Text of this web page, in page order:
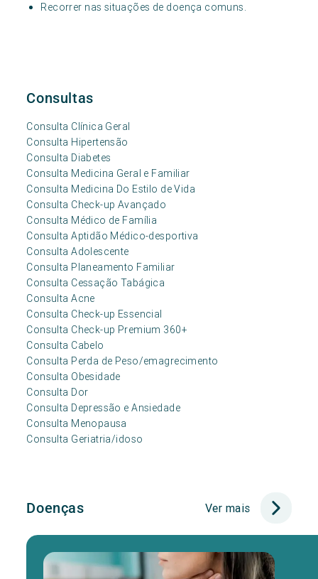
Recorrer nas situações de doença comuns.
Consultas
Consulta Clínica Geral
Consulta Hipertensão
Consulta Diabetes
Consulta Medicina Geral e Familiar
Consulta Medicina Do Estilo de Vida
Consulta Check-up Avançado
Consulta Médico de Família
Consulta Aptidão Médico-desportiva
Consulta Adolescente
Consulta Planeamento Familiar
Consulta Cessação Tabágica
Consulta Acne
Consulta Check-up Essencial
Consulta Check-up Premium 360+
Consulta Cabelo
Consulta Perda de Peso/emagrecimento
Consulta Obesidade
Consulta Dor
Consulta Depressão e Ansiedade
Consulta Menopausa
Consulta Geriatria/idoso
Doenças Ver mais